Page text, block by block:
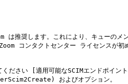
推奨します。これにより、キューのメ
コンタクトセンター ライセンスが初
さい [適用可能なSCIMエンドポイント
およびオプション。